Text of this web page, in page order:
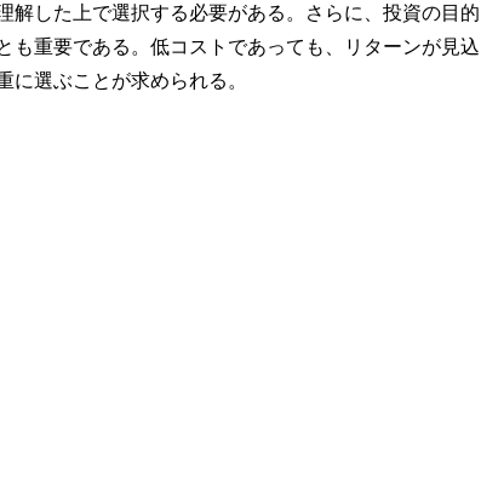
した上で選択する必要がある。さらに、投資の目的
重要である。低コストであっても、リターンが見込
選ぶことが求められる。